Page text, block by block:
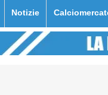
Notizie